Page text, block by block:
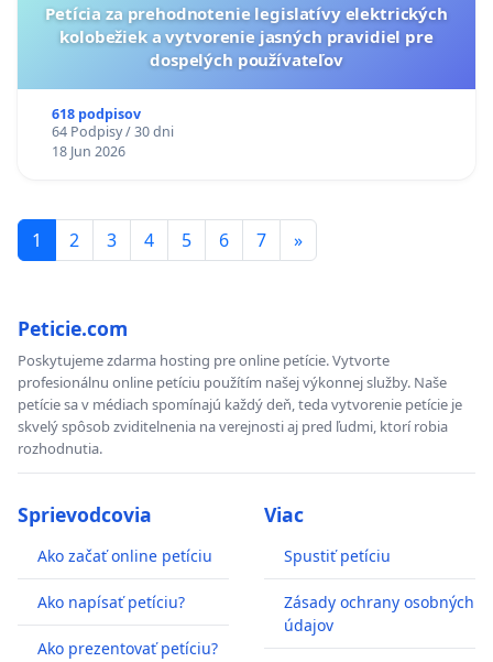
Petícia za prehodnotenie legislatívy elektrických
kolobežiek a vytvorenie jasných pravidiel pre
dospelých používateľov
618 podpisov
64 Podpisy / 30 dni
18 Jun 2026
1 2 3 4 5 6 7 »
Peticie.com
Poskytujeme zdarma hosting pre online petície. Vytvorte
profesionálnu online petíciu použítím našej výkonnej služby. Naše
petície sa v médiach spomínajú každý deň, teda vytvorenie petície je
skvelý spôsob zviditelnenia na verejnosti aj pred ľudmi, ktorí robia
rozhodnutia.
Sprievodcovia
Ako začať online petíciu
Ako napísať petíciu?
Ako prezentovať petíciu?
Viac
Spustiť petíciu
Zásady ochrany osobných
údajov